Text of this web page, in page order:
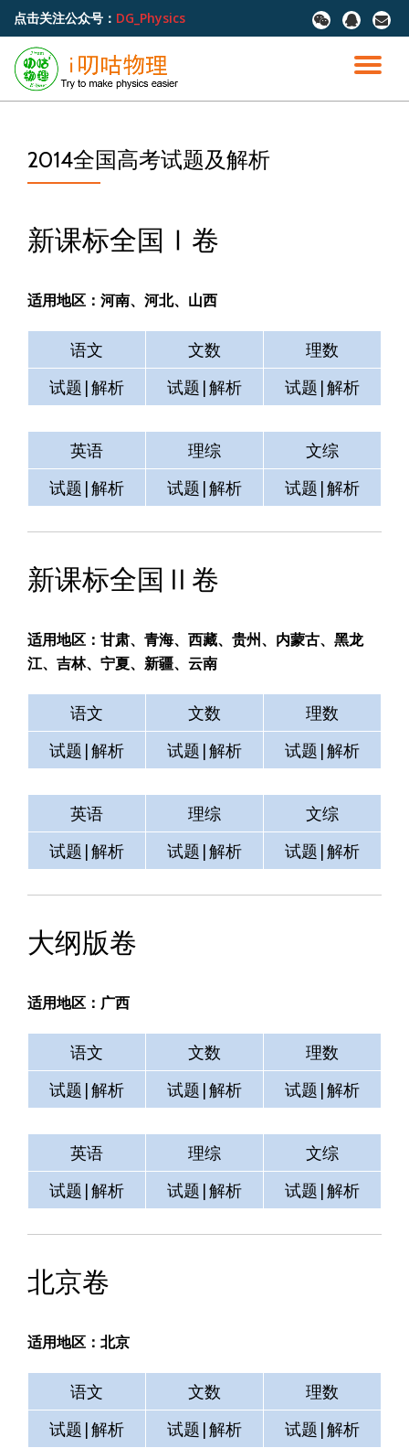
容
点击关注公众号： DG_Physics
fa-
wechat
fa-
qq
fa-
切
2014全国高考试题及解析
新课标全国Ⅰ卷
适用地区：河南、河北、山西
语文 文数
理数
试题|解析
试题|解析 试题|解析
英语 理综
文综
试题|解析
试题|解析 试题|解析
新课标全国Ⅱ卷
适用地区：甘肃、青海、西藏、贵州、内蒙古、黑龙
江、吉林、宁夏、新疆、云南
语文 文数
理数
试题|解析
试题|解析 试题|解析
英语 理综
文综
试题|解析
试题|解析 试题|解析
大纲版卷
适用地区：广西
语文 文数
理数
试题|解析
试题|解析 试题|解析
英语 理综
文综
试题|解析
试题|解析 试题|解析
北京卷
适用地区：北京
语文 文数
理数
试题|解析
试题|解析 试题|解析